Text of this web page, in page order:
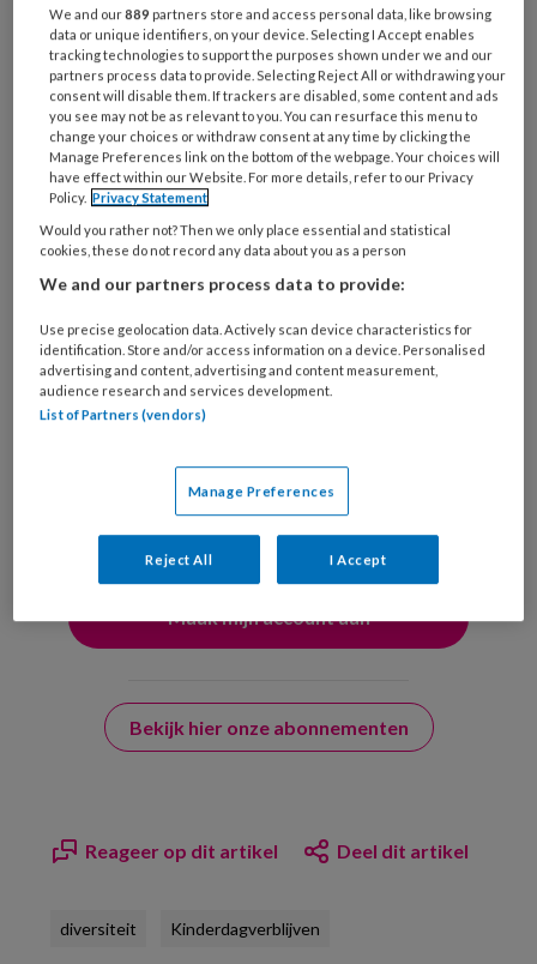
Bij
welke
organisatie
werk
je?
Untitled
Ontvang 2x per week de
KinderopvangTotaal nieuwsbrief
Ontvang iedere zondag het
Management Kinderopvang
Weekoverzicht
Ja, ik geef toestemming voor e-mails
van KinderopvangTotaal en
Springer Media B.V.
?
Uw bovenstaande gegevens kunnen worden toegevoegd aan
uw profiel in overeenstemming met onsprivacy statement
Bekijk hier onze abonnementen
Reageer op dit artikel Deel dit artikel
diversiteit Kinderdagverblijven
We and our889 partners store and access personal data, like browsing
data or unique identifiers, on your device. Selecting I Accept enables
tracking technologies to support the purposes shown under we and our
partners process data to provide. Selecting Reject All or withdrawing your
consent will disable them. If trackers are disabled, some content and ads
you see may not be as relevant to you. You can resurface this menu to
change your choices or withdraw consent at any time by clicking the
Manage Preferences link on the bottom of the webpage. Your choices will
have effect within our Website. For more details, refer to our Privacy
Policy. Privacy Statement
Would you rather not? Then we only place essential and statistical
cookies, these do not record any data about you as a person
We and our partners process data to provide:
Use precise geolocation data. Actively scan device characteristics for
identification. Store and/or access information on a device. Personalised
advertising and content, advertising and content measurement,
audience research and services development.
List of Partners (vendors)
Manage Preferences
Reject All I Accept